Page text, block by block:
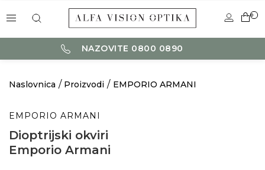
0
NAZOVITE 0800 0890
Naslovnica Proizvodi EMPORIO ARMANI
EMPORIO ARMANI
Dioptrijski okviri
Emporio Armani